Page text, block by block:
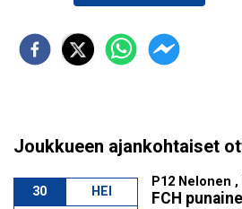
Joukkueen ajankohtaiset
30 HEI
P12 Nelonen
FCH